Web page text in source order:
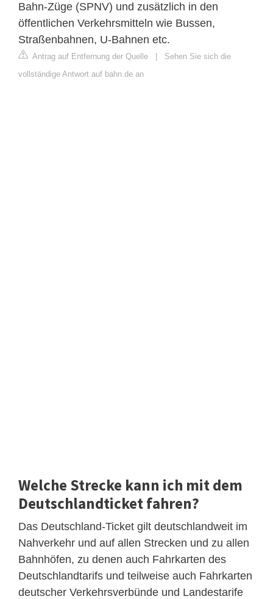
Bahn-Züge (SPNV) und zusätzlich in den
öffentlichen Verkehrsmitteln wie Bussen,
Straßenbahnen, U-Bahnen etc.
Antrag auf Entfernung der Quelle | Sehen Sie sich die
vollständige Antwort auf bahn.de an
Welche Strecke kann ich mit dem
Deutschlandticket fahren?
Das Deutschland-Ticket gilt deutschlandweit im
Nahverkehr und auf allen Strecken und zu allen
Bahnhöfen, zu denen auch Fahrkarten des
Deutschlandtarifs und teilweise auch Fahrkarten
deutscher Verkehrsverbünde und Landestarife